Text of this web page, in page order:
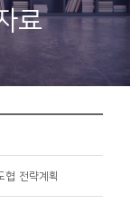
료
협 전략계획